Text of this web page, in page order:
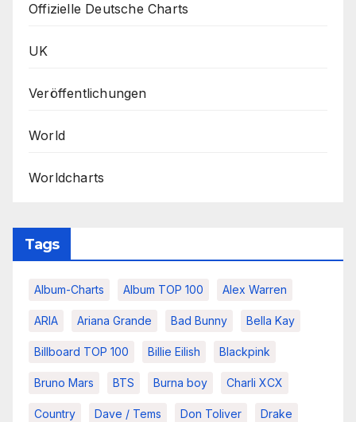
Offizielle Deutsche Charts
UK
Veröffentlichungen
World
Worldcharts
Tags
Album-Charts Album TOP 100 Alex Warren
ARIA Ariana Grande Bad Bunny Bella Kay
Billboard TOP 100 Billie Eilish Blackpink
Bruno Mars BTS Burna boy Charli XCX
Country Dave / Tems Don Toliver Drake